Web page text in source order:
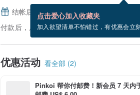
点击爱心加入收藏夹
加入欲望清单不怕错过，有优惠会立
结帐后填写并分享，免费帮你寄送电子
付款后，从备货到寄出商品为 3 个工作天。
优惠活动 看全部 (2)
Pinkoi 帮你付邮费！新会员 7 天内